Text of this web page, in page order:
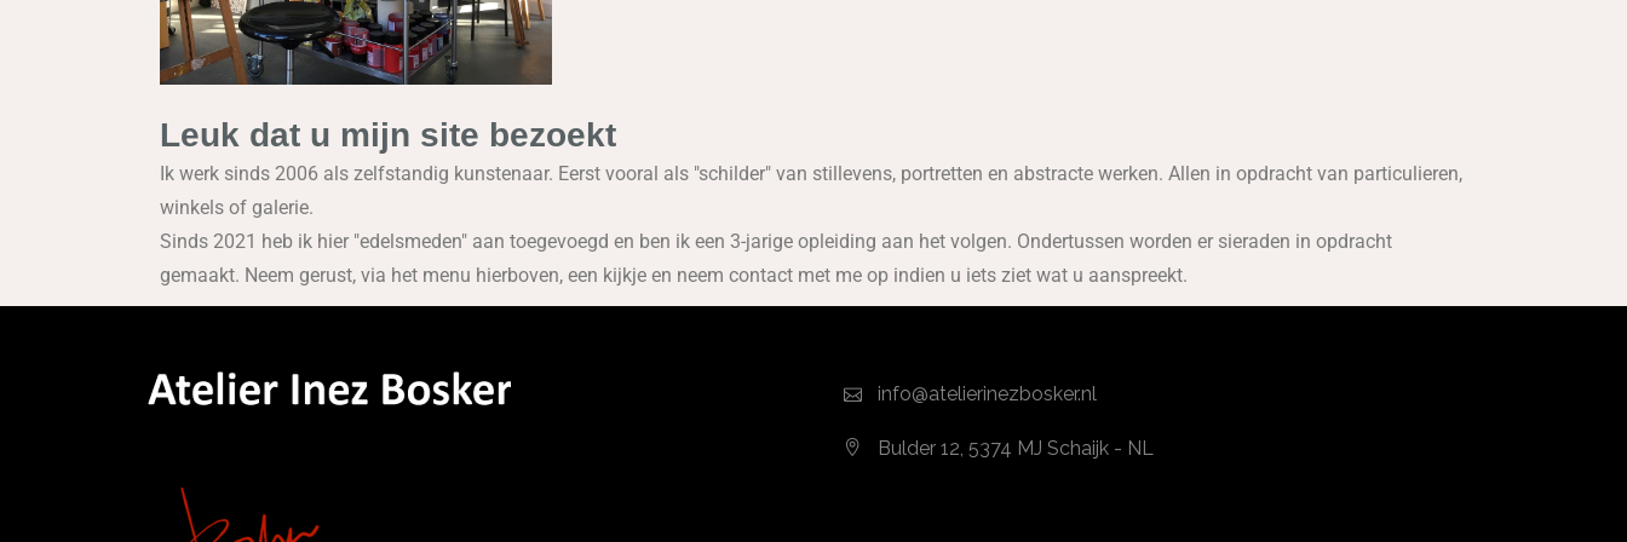
Leuk dat u mijn site bezoekt
Ik werk sinds 2006 als zelfstandig kunstenaar. Eerst vooral als "schilder" van stillevens, portretten en abstracte werken. Allen in opdracht van particulieren,
winkels of galerie.
Sinds 2021 heb ik hier "edelsmeden" aan toegevoegd en ben ik een 3-jarige opleiding aan het volgen. Ondertussen worden er sieraden in opdracht
gemaakt. Neem gerust, via het menu hierboven, een kijkje en neem contact met me op indien u iets ziet wat u aanspreekt.
info@atelierinezbosker.nl
Bulder 12, 5374 MJ Schaijk - NL